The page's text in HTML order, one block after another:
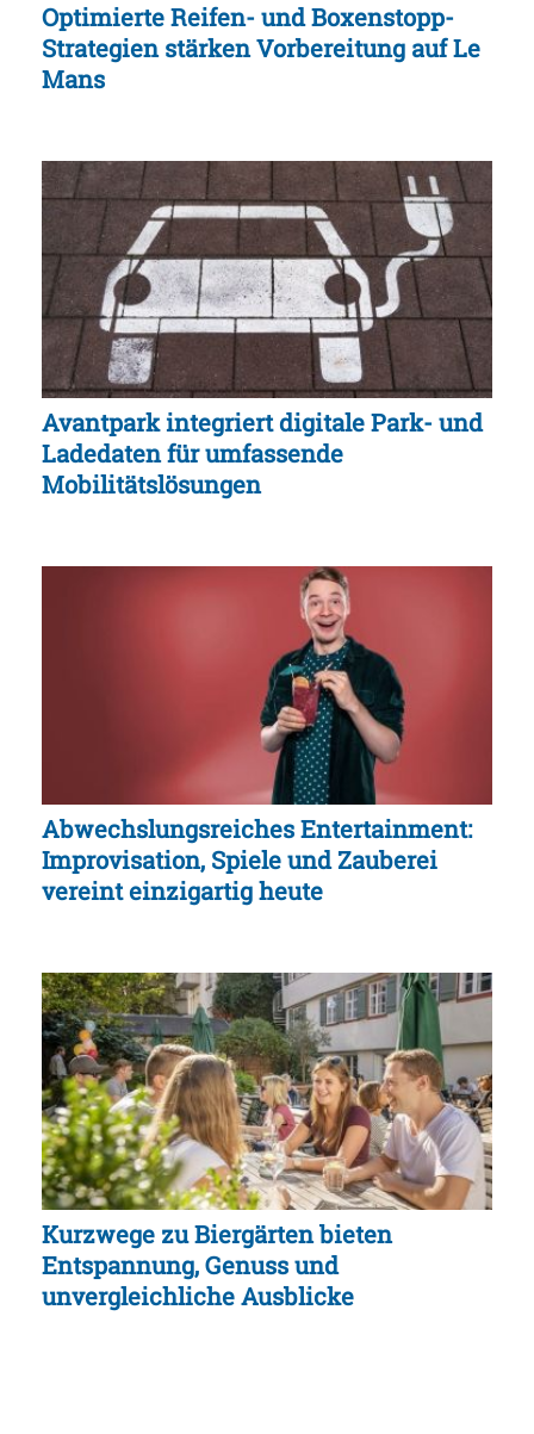
Optimierte Reifen- und Boxenstopp-
Strategien stärken Vorbereitung auf Le
Mans
Avantpark integriert digitale Park- und
Ladedaten für umfassende
Mobilitätslösungen
Abwechslungsreiches Entertainment:
Improvisation, Spiele und Zauberei
vereint einzigartig heute
Kurzwege zu Biergärten bieten
Entspannung, Genuss und
unvergleichliche Ausblicke